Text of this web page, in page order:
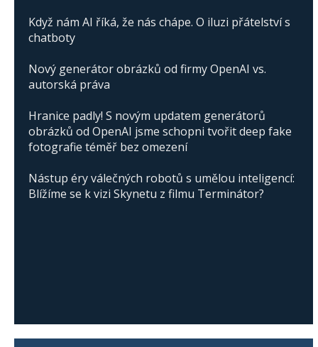
Když nám AI říká, že nás chápe. O iluzi přátelství s
chatboty
Nový generátor obrázků od firmy OpenAI vs.
autorská práva
Hranice padly! S novým updatem generátorů
obrázků od OpenAI jsme schopni tvořit deep fake
fotografie téměř bez omezení
Nástup éry válečných robotů s umělou inteligencí:
Blížíme se k vizi Skynetu z filmu Terminátor?